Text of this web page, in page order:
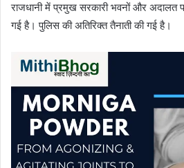
राजधानी में प्रमुख सरकारी भवनों और अदालत
गई है। पुलिस की अतिरिक्त तैनाती की गई है।